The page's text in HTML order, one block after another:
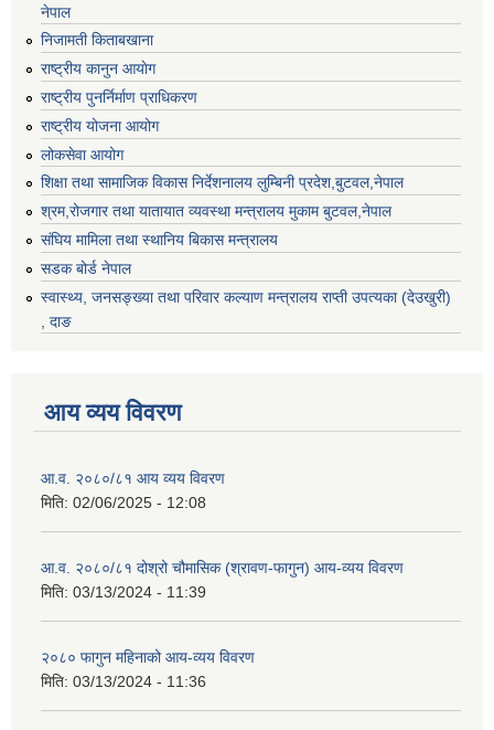
नेपाल
निजामती किताबखाना
राष्ट्रीय कानुन आयाेग
राष्ट्रीय पुनर्निर्माण प्राधिकरण
राष्ट्रीय योजना आयोग
लोकसेवा आयोग
शिक्षा तथा सामाजिक विकास निर्देशनालय लुम्बिनी प्रदेश,बुटवल,नेपाल
श्रम,रोजगार तथा यातायात व्यवस्था मन्त्रालय मुकाम बुटवल,नेपाल
संघिय मामिला तथा स्थानिय बिकास मन्त्रालय
सडक बोर्ड नेपाल
स्वास्थ्य, जनसङ्ख्या तथा परिवार कल्याण मन्त्रालय राप्ती उपत्यका (देउखुरी)
, दाङ
आय व्यय विवरण
आ.व. २०८०/८१ आय व्यय विवरण
मिति: 02/06/2025 - 12:08
आ.व. २०८०/८१ दोश्रो चौमासिक (श्रावण-फागुन) आय-व्यय विवरण
मिति: 03/13/2024 - 11:39
२०८० फागुन महिनाको आय-व्यय विवरण
मिति: 03/13/2024 - 11:36